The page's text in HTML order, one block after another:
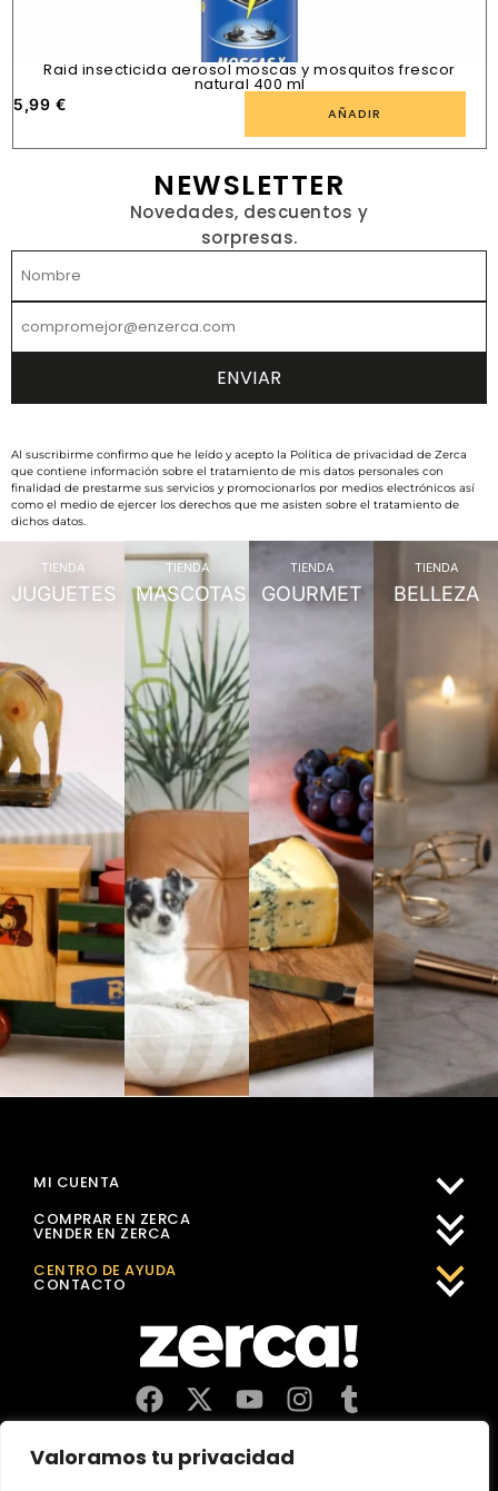
Valoramos tu privacidad
Raid insecticida aerosol moscas y mosquitos frescor
natural 400 ml
5,99 € AÑADIR
NEWSLETTER
Novedades, descuentos y
sorpresas.
Al suscribirme confirmo que he leído y acepto la Política de privacidad de Zerca
que contiene información sobre el tratamiento de mis datos personales con
finalidad de prestarme sus servicios y promocionarlos por medios electrónicos así
como el medio de ejercer los derechos que me asisten sobre el tratamiento de
dichos datos.
TIENDA
JUGUETES
TIENDA
MASCOTAS
TIENDA
GOURMET
TIENDA
BELLEZA
Comercios, productores y distribuidores locales. Pagan
impuestos aquí, y dinamizan economía y empleo en tu
MI CUENTA
COMPRAR EN ZERCA
VENDER EN ZERCA
CENTRO DE AYUDA
CONTACTO